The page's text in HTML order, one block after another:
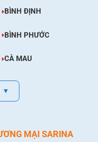
BÌNH ĐỊNH
BÌNH PHƯỚC
CÀ MAU
▼
MẠI SARINA